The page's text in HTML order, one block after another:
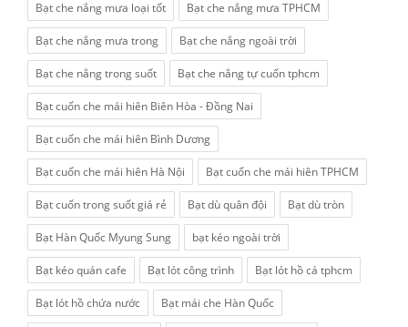
Bạt che nắng mưa loại tốt Bạt che nắng mưa TPHCM
Bạt che nắng mưa trong Bạt che nắng ngoài trời
Bạt che nắng trong suốt Bạt che nắng tự cuốn tphcm
Bạt cuốn che mái hiên Biên Hòa - Đồng Nai
Bạt cuốn che mái hiên Bình Dương
Bạt cuốn che mái hiên Hà Nội Bạt cuốn che mái hiên TPHCM
Bạt cuốn trong suốt giá rẻ Bạt dù quân đội Bạt dù tròn
Bạt Hàn Quốc Myung Sung bạt kéo ngoài trời
Bạt kéo quán cafe Bạt lót công trình Bạt lót hồ cá tphcm
Bạt lót hồ chứa nước Bạt mái che Hàn Quốc